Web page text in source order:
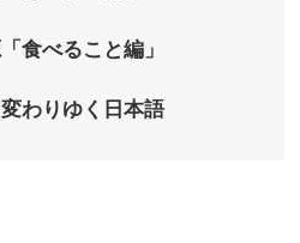
食べること編」
わりゆく日本語